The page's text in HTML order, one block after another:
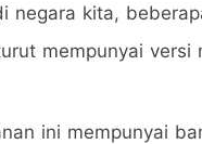
negara kita,
mempunyai versi
ini mempunyai